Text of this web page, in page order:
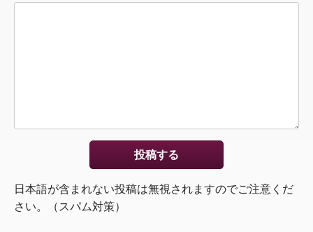
日本語が含まれない投稿は無視されますのでご注意くだ
さい。（スパム対策）